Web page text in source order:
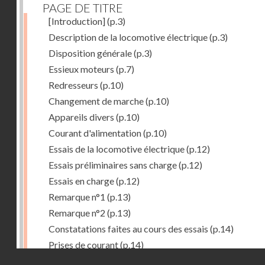
PAGE DE TITRE
[Introduction](p.3)
Description de la locomotive électrique(p.3)
Disposition générale(p.3)
Essieux moteurs (p.7)
Redresseurs (p.10)
Changement de marche(p.10)
Appareils divers (p.10)
Courant d'alimentation(p.10)
Essais de la locomotive électrique(p.12)
Essais préliminaires sans charge(p.12)
Essais en charge(p.12)
Remarque n°1 (p.13)
Remarque n°2 (p.13)
Constatations faites au cours des essais (p.14)
Prises de courant(p.14)